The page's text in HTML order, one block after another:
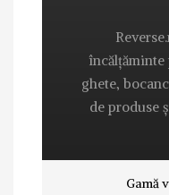
ghete,
de produse
Gamă